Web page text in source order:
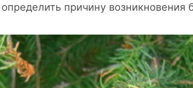
причину